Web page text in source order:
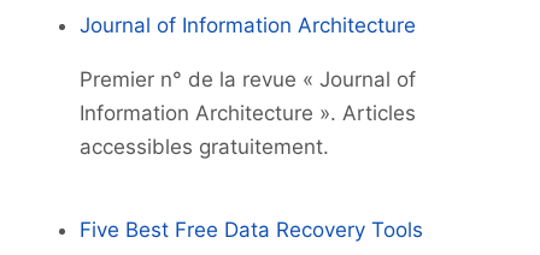
Journal of Information Architecture
Premier n° de la revue « Journal of
Information Architecture ». Articles
accessibles gratuitement.
Five Best Free Data Recovery Tools